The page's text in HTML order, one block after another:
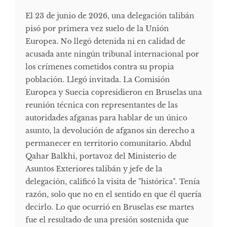
El 23 de junio de 2026, una delegación talibán
pisó por primera vez suelo de la Unión
Europea. No llegó detenida ni en calidad de
acusada ante ningún tribunal internacional por
los crímenes cometidos contra su propia
población. Llegó invitada. La Comisión
Europea y Suecia copresidieron en Bruselas una
reunión técnica con representantes de las
autoridades afganas para hablar de un único
asunto, la devolución de afganos sin derecho a
permanecer en territorio comunitario. Abdul
Qahar Balkhi, portavoz del Ministerio de
Asuntos Exteriores talibán y jefe de la
delegación, calificó la visita de "histórica". Tenía
razón, solo que no en el sentido en que él quería
decirlo. Lo que ocurrió en Bruselas ese martes
fue el resultado de una presión sostenida que